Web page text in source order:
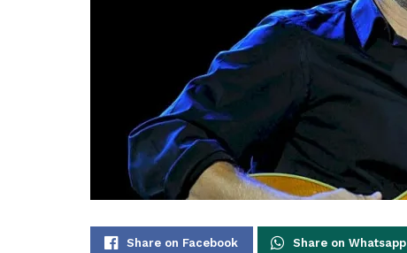
Share on Facebook Share on Whatsapp